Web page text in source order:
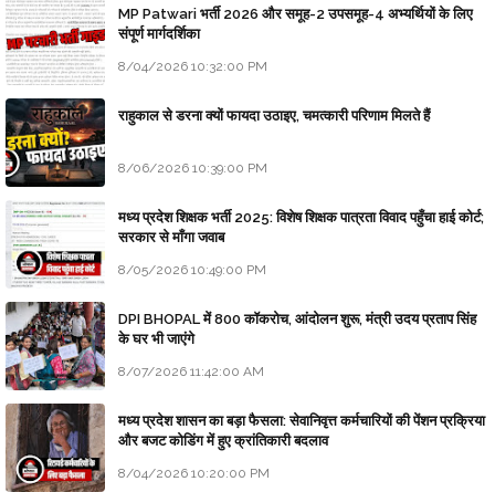
MP Patwari भर्ती 2026 और समूह-2 उपसमूह-4 अभ्यर्थियों के लिए
संपूर्ण मार्गदर्शिका
8/04/2026 10:32:00 PM
राहुकाल से डरना क्यों फायदा उठाइए, चमत्कारी परिणाम मिलते हैं
8/06/2026 10:39:00 PM
मध्य प्रदेश शिक्षक भर्ती 2025: विशेष शिक्षक पात्रता विवाद पहुँचा हाई कोर्ट;
सरकार से माँगा जवाब
8/05/2026 10:49:00 PM
DPI BHOPAL में 800 कॉकरोच, आंदोलन शुरू, मंत्री उदय प्रताप सिंह
के घर भी जाएंगे
8/07/2026 11:42:00 AM
मध्य प्रदेश शासन का बड़ा फैसला: सेवानिवृत्त कर्मचारियों की पेंशन प्रक्रिया
और बजट कोडिंग में हुए क्रांतिकारी बदलाव
8/04/2026 10:20:00 PM